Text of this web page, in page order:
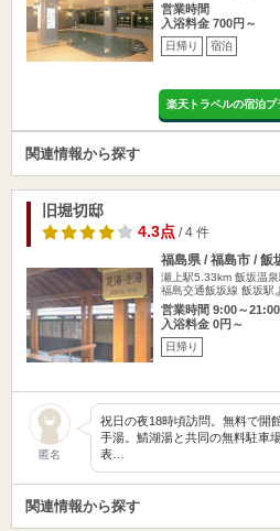
営業時間
入浴料金 700円～
日帰り 宿泊
楽天トラベルの宿泊プ
関連情報から探す
旧堀切邸
4.3点/ 4 件
福島県 / 福島市 / 飯
瀬上駅5.33km 飯坂温
福島交通飯坂線 飯坂駅
営業時間 9:00～21:00
入浴料金 0円～
日帰り
匿名
祝日の夜18時頃訪問。無料で開
手湯。鯖湖湯と共同の無料駐車
表…
関連情報から探す